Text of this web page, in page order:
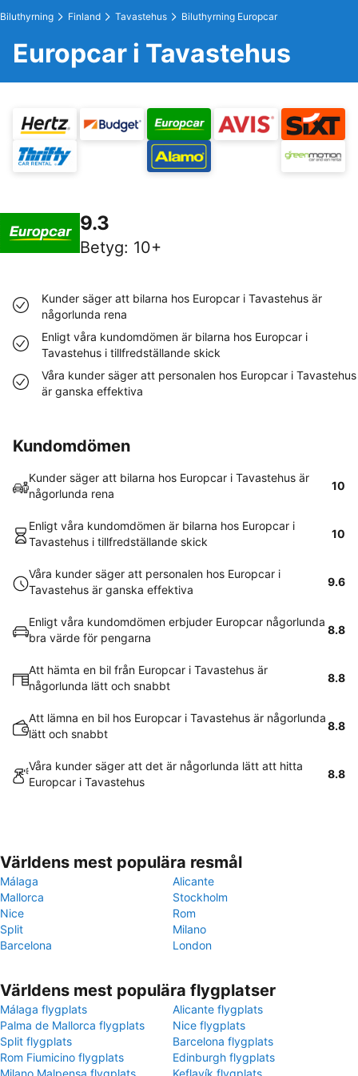
Biluthyrning Finland Tavastehus Biluthyrning Europcar
Europcar i Tavastehus
9.3
Betyg: 10+
Kunder säger att bilarna hos Europcar i Tavastehus är
någorlunda rena
Enligt våra kundomdömen är bilarna hos Europcar i
Tavastehus i tillfredställande skick
Våra kunder säger att personalen hos Europcar i Tavastehus
är ganska effektiva
Kundomdömen
Kunder säger att bilarna hos Europcar i Tavastehus är
någorlunda rena
10
Enligt våra kundomdömen är bilarna hos Europcar i
Tavastehus i tillfredställande skick
10
Våra kunder säger att personalen hos Europcar i
Tavastehus är ganska effektiva
9.6
Enligt våra kundomdömen erbjuder Europcar någorlunda
bra värde för pengarna
8.8
Att hämta en bil från Europcar i Tavastehus är
någorlunda lätt och snabbt
8.8
Att lämna en bil hos Europcar i Tavastehus är någorlunda
lätt och snabbt
8.8
Våra kunder säger att det är någorlunda lätt att hitta
Europcar i Tavastehus
8.8
Världens mest populära resmål
Málaga
Alicante
Mallorca
Stockholm
Nice
Rom
Split
Milano
Barcelona
London
Världens mest populära flygplatser
Málaga flygplats
Alicante flygplats
Palma de Mallorca flygplats
Nice flygplats
Split flygplats
Barcelona flygplats
Rom Fiumicino flygplats
Edinburgh flygplats
Milano Malpensa flygplats
Keflavík flygplats